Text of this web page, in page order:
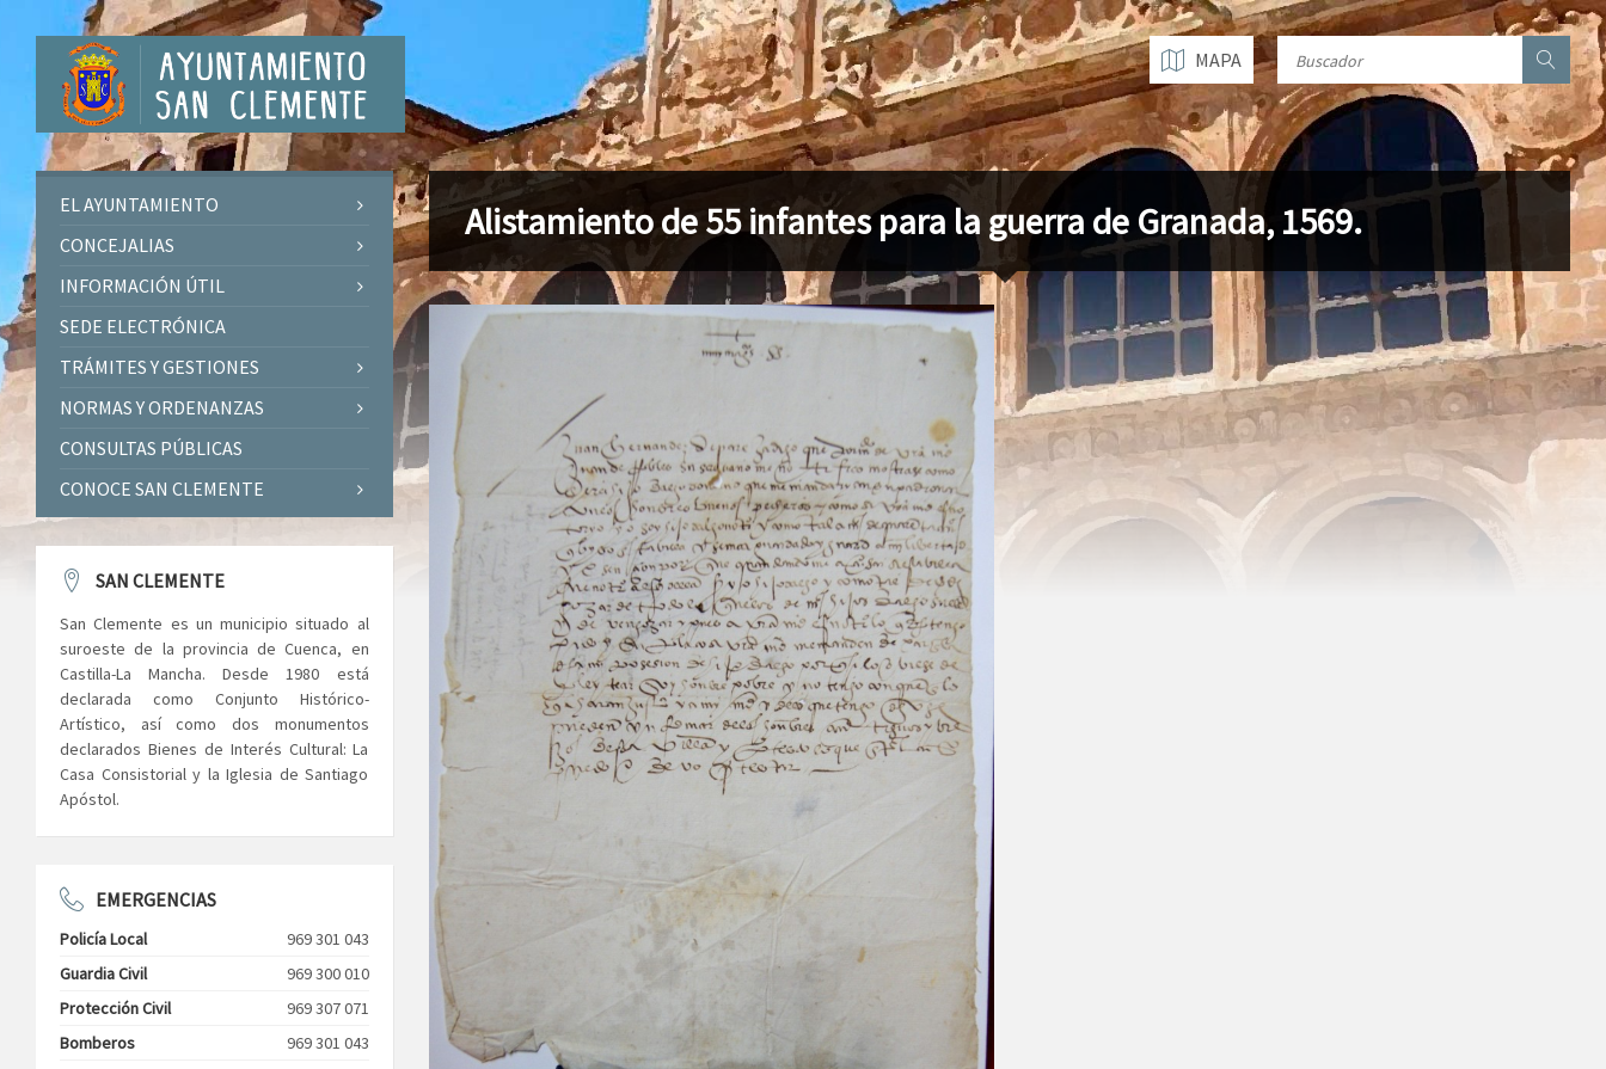
MAPA
Alistamiento de 55 infantes para la guerra de Granada, 1569.
EL AYUNTAMIENTO
CONCEJALIAS
INFORMACIÓN ÚTIL
SEDE ELECTRÓNICA
TRÁMITES Y GESTIONES
NORMAS Y ORDENANZAS
CONSULTAS PÚBLICAS
CONOCE SAN CLEMENTE
SAN CLEMENTE
San Clemente es un municipio situado al
suroeste de la provincia de Cuenca, en
Castilla-La Mancha. Desde 1980 está
declarada como Conjunto Histórico-
Artístico, así como dos monumentos
declarados Bienes de Interés Cultural: La
Casa Consistorial y la Iglesia de Santiago
Apóstol.
EMERGENCIAS
Policía Local
969 301 043
Guardia Civil
969 300 010
Protección Civil
969 307 071
Bomberos
969 301 043